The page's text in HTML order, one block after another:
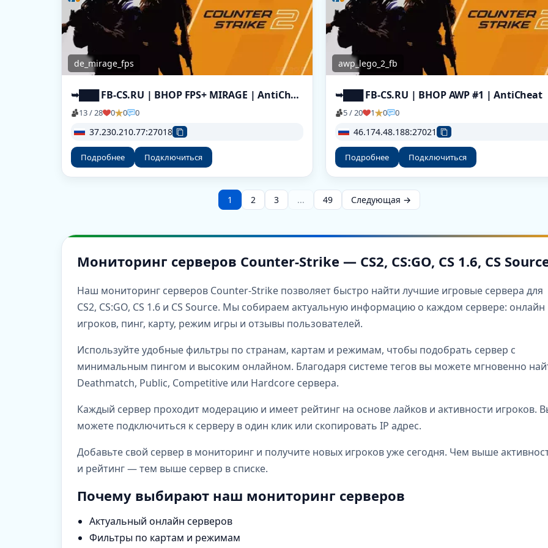
de_mirage_fps
➥███ FB-CS.RU | BHOP FPS+ MIRAGE | AntiCheat
13 / 28 0 0 0
37.230.210.77:27018
Подробнее Подключиться
awp_lego_2_fb
➥███ FB-CS.RU | BHOP AWP #1 | AntiCheat
5 / 20 1 0 0
46.174.48.188:27021
Подробнее Подключиться
1 2 3 ... 49 Следующая →
Мониторинг серверов Counter-Strike — CS2, CS:GO, CS 1.6, CS
Наш мониторинг серверов Counter-Strike позволяет быстро найти лучшие игровые сервера для
CS2, CS:GO, CS 1.6 и CS Source. Мы собираем актуальную информацию о каждом сервере: онлайн
игроков, пинг, карту, режим игры и отзывы пользователей.
Используйте удобные фильтры по странам, картам и режимам, чтобы подобрать сервер с
минимальным пингом и высоким онлайном. Благодаря системе тегов вы можете мгновенно
Deathmatch, Public, Competitive или Hardcore сервера.
Каждый сервер проходит модерацию и имеет рейтинг на основе лайков и активности игроков.
можете подключиться к серверу в один клик или скопировать IP адрес.
Добавьте свой сервер в мониторинг и получите новых игроков уже сегодня. Чем выше
и рейтинг — тем выше сервер в списке.
Почему выбирают наш мониторинг серверов
Актуальный онлайн серверов
Фильтры по картам и режимам